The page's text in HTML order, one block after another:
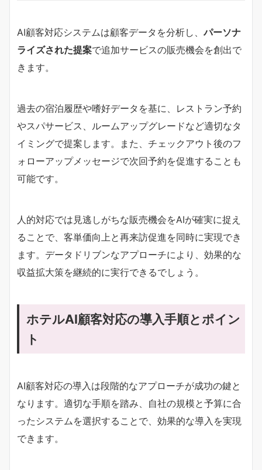
AI顧客対応システムは顧客データを分析し、パーソナ
ライズされた提案で追加サービスの販売機会を創出で
きます。
過去の宿泊履歴や嗜好データを基に、レストラン予約
やスパサービス、ルームアップグレードなど適切なタ
イミングで提案します。また、チェックアウト後のフ
ォローアップメッセージで次回予約を促進することも
可能です。
人的対応では見逃しがちな販売機会をAIが確実に捉え
ることで、客単価向上と再来訪促進を同時に実現でき
ます。データドリブンなアプローチにより、効果的な
収益拡大策を継続的に実行できるでしょう。
ホテルAI顧客対応の導入手順とポイン
ト
AI顧客対応の導入は段階的なアプローチが成功の鍵と
なります。適切な手順を踏み、自社の規模と予算に合
ったシステムを選択することで、効果的な導入を実現
できます。